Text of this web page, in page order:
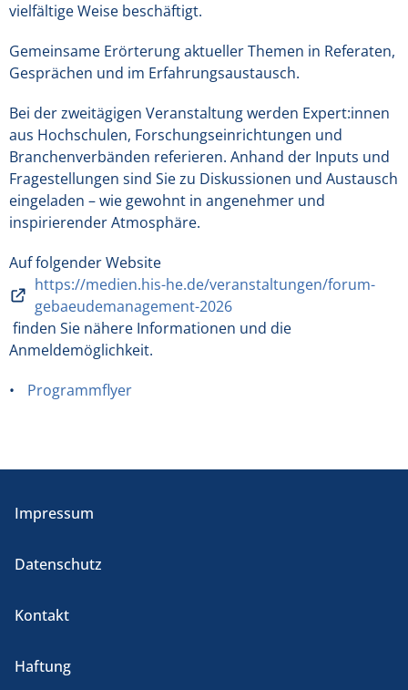
vielfältige Weise beschäftigt.
Gemeinsame Erörterung aktueller Themen in Referaten,
Gesprächen und im Erfahrungsaustausch.
Bei der zweitägigen Veranstaltung werden Expert:innen
aus Hochschulen, Forschungseinrichtungen und
Branchenverbänden referieren. Anhand der Inputs und
Fragestellungen sind Sie zu Diskussionen und Austausch
eingeladen – wie gewohnt in angenehmer und
inspirierender Atmosphäre.
Auf folgender Website
https://medien.his-he.de/veranstaltungen/forum-
gebaeudemanagement-2026
finden Sie nähere Informationen und die
Anmeldemöglichkeit.
Programmflyer
Impressum
Datenschutz
Kontakt
Haftung